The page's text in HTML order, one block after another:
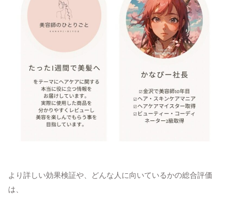
より詳しい効果検証や、どんな人に向いているかの総合評価
は、